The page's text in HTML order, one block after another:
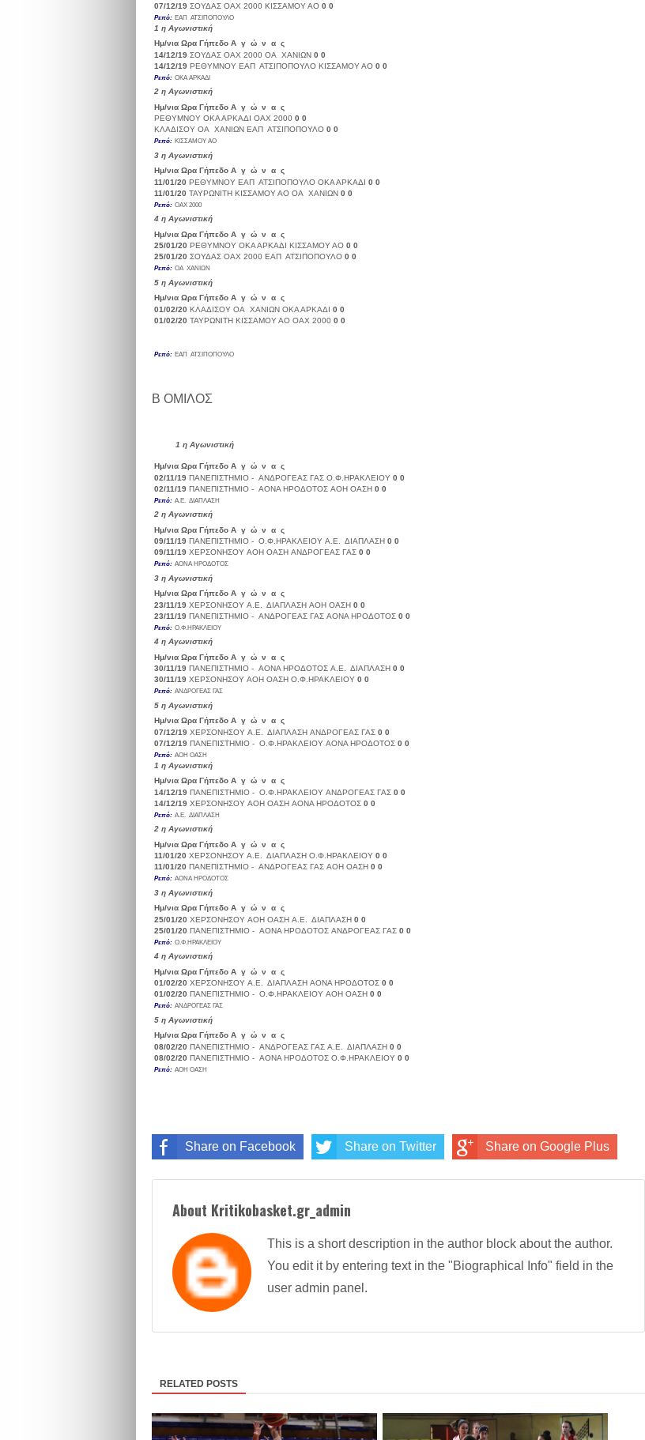
07/12/19 ΣΟΥΔΑΣ ΟΑΧ 2000 ΚΙΣΣΑΜΟΥ ΑΟ 0 0
Ρεπό: ΕΑΠ ΑΤΣΙΠΟΠΟΥΛΟ
1 η Αγωνιστική
Ημ/νια Ωρα Γήπεδο Α γ ώ ν α ς
14/12/19 ΣΟΥΔΑΣ ΟΑΧ 2000 ΟΑ ΧΑΝΙΩΝ 0 0
14/12/19 ΡΕΘΥΜΝΟΥ ΕΑΠ ΑΤΣΙΠΟΠΟΥΛΟ ΚΙΣΣΑΜΟΥ ΑΟ 0 0
Ρεπό: ΟΚΑ ΑΡΚΑΔΙ
2 η Αγωνιστική
Ημ/νια Ωρα Γήπεδο Α γ ώ ν α ς
ΡΕΘΥΜΝΟΥ ΟΚΑ ΑΡΚΑΔΙ ΟΑΧ 2000 0 0
ΚΛΑΔΙΣΟΥ ΟΑ ΧΑΝΙΩΝ ΕΑΠ ΑΤΣΙΠΟΠΟΥΛΟ 0 0
Ρεπό: ΚΙΣΣΑΜΟΥ ΑΟ
3 η Αγωνιστική
Ημ/νια Ωρα Γήπεδο Α γ ώ ν α ς
11/01/20 ΡΕΘΥΜΝΟΥ ΕΑΠ ΑΤΣΙΠΟΠΟΥΛΟ ΟΚΑ ΑΡΚΑΔΙ 0 0
11/01/20 ΤΑΥΡΩΝΙΤΗ ΚΙΣΣΑΜΟΥ ΑΟ ΟΑ ΧΑΝΙΩΝ 0 0
Ρεπό: ΟΑΧ 2000
4 η Αγωνιστική
Ημ/νια Ωρα Γήπεδο Α γ ώ ν α ς
25/01/20 ΡΕΘΥΜΝΟΥ ΟΚΑ ΑΡΚΑΔΙ ΚΙΣΣΑΜΟΥ ΑΟ 0 0
25/01/20 ΣΟΥΔΑΣ ΟΑΧ 2000 ΕΑΠ ΑΤΣΙΠΟΠΟΥΛΟ 0 0
Ρεπό: ΟΑ ΧΑΝΙΩΝ
5 η Αγωνιστική
Ημ/νια Ωρα Γήπεδο Α γ ώ ν α ς
01/02/20 ΚΛΑΔΙΣΟΥ ΟΑ ΧΑΝΙΩΝ ΟΚΑ ΑΡΚΑΔΙ 0 0
01/02/20 ΤΑΥΡΩΝΙΤΗ ΚΙΣΣΑΜΟΥ ΑΟ ΟΑΧ 2000 0 0
Ρεπό: ΕΑΠ ΑΤΣΙΠΟΠΟΥΛΟ
Β ΟΜΙΛΟΣ
1 η Αγωνιστική
Ημ/νια Ωρα Γήπεδο Α γ ώ ν α ς
02/11/19 ΠΑΝΕΠΙΣΤΗΜΙΟ - ΑΝΔΡΟΓΕΑΣ ΓΑΣ Ο.Φ.ΗΡΑΚΛΕΙΟΥ 0 0
02/11/19 ΠΑΝΕΠΙΣΤΗΜΙΟ - ΑΟΝΑ ΗΡΟΔΟΤΟΣ ΑΟΗ ΟΑΣΗ 0 0
Ρεπό: Α.Ε. ΔΙΑΠΛΑΣΗ
2 η Αγωνιστική
Ημ/νια Ωρα Γήπεδο Α γ ώ ν α ς
09/11/19 ΠΑΝΕΠΙΣΤΗΜΙΟ - Ο.Φ.ΗΡΑΚΛΕΙΟΥ Α.Ε. ΔΙΑΠΛΑΣΗ 0 0
09/11/19 ΧΕΡΣΟΝΗΣΟΥ ΑΟΗ ΟΑΣΗ ΑΝΔΡΟΓΕΑΣ ΓΑΣ 0 0
Ρεπό: ΑΟΝΑ ΗΡΟΔΟΤΟΣ
3 η Αγωνιστική
Ημ/νια Ωρα Γήπεδο Α γ ώ ν α ς
23/11/19 ΧΕΡΣΟΝΗΣΟΥ Α.Ε. ΔΙΑΠΛΑΣΗ ΑΟΗ ΟΑΣΗ 0 0
23/11/19 ΠΑΝΕΠΙΣΤΗΜΙΟ - ΑΝΔΡΟΓΕΑΣ ΓΑΣ ΑΟΝΑ ΗΡΟΔΟΤΟΣ 0 0
Ρεπό: Ο.Φ.ΗΡΑΚΛΕΙΟΥ
4 η Αγωνιστική
Ημ/νια Ωρα Γήπεδο Α γ ώ ν α ς
30/11/19 ΠΑΝΕΠΙΣΤΗΜΙΟ - ΑΟΝΑ ΗΡΟΔΟΤΟΣ Α.Ε. ΔΙΑΠΛΑΣΗ 0 0
30/11/19 ΧΕΡΣΟΝΗΣΟΥ ΑΟΗ ΟΑΣΗ Ο.Φ.ΗΡΑΚΛΕΙΟΥ 0 0
Ρεπό: ΑΝΔΡΟΓΕΑΣ ΓΑΣ
5 η Αγωνιστική
Ημ/νια Ωρα Γήπεδο Α γ ώ ν α ς
07/12/19 ΧΕΡΣΟΝΗΣΟΥ Α.Ε. ΔΙΑΠΛΑΣΗ ΑΝΔΡΟΓΕΑΣ ΓΑΣ 0 0
07/12/19 ΠΑΝΕΠΙΣΤΗΜΙΟ - Ο.Φ.ΗΡΑΚΛΕΙΟΥ ΑΟΝΑ ΗΡΟΔΟΤΟΣ 0 0
Ρεπό: ΑΟΗ ΟΑΣΗ
1 η Αγωνιστική
Ημ/νια Ωρα Γήπεδο Α γ ώ ν α ς
14/12/19 ΠΑΝΕΠΙΣΤΗΜΙΟ - Ο.Φ.ΗΡΑΚΛΕΙΟΥ ΑΝΔΡΟΓΕΑΣ ΓΑΣ 0 0
14/12/19 ΧΕΡΣΟΝΗΣΟΥ ΑΟΗ ΟΑΣΗ ΑΟΝΑ ΗΡΟΔΟΤΟΣ 0 0
Ρεπό: Α.Ε. ΔΙΑΠΛΑΣΗ
2 η Αγωνιστική
Ημ/νια Ωρα Γήπεδο Α γ ώ ν α ς
11/01/20 ΧΕΡΣΟΝΗΣΟΥ Α.Ε. ΔΙΑΠΛΑΣΗ Ο.Φ.ΗΡΑΚΛΕΙΟΥ 0 0
11/01/20 ΠΑΝΕΠΙΣΤΗΜΙΟ - ΑΝΔΡΟΓΕΑΣ ΓΑΣ ΑΟΗ ΟΑΣΗ 0 0
Ρεπό: ΑΟΝΑ ΗΡΟΔΟΤΟΣ
3 η Αγωνιστική
Ημ/νια Ωρα Γήπεδο Α γ ώ ν α ς
25/01/20 ΧΕΡΣΟΝΗΣΟΥ ΑΟΗ ΟΑΣΗ Α.Ε. ΔΙΑΠΛΑΣΗ 0 0
25/01/20 ΠΑΝΕΠΙΣΤΗΜΙΟ - ΑΟΝΑ ΗΡΟΔΟΤΟΣ ΑΝΔΡΟΓΕΑΣ ΓΑΣ 0 0
Ρεπό: Ο.Φ.ΗΡΑΚΛΕΙΟΥ
4 η Αγωνιστική
Ημ/νια Ωρα Γήπεδο Α γ ώ ν α ς
01/02/20 ΧΕΡΣΟΝΗΣΟΥ Α.Ε. ΔΙΑΠΛΑΣΗ ΑΟΝΑ ΗΡΟΔΟΤΟΣ 0 0
01/02/20 ΠΑΝΕΠΙΣΤΗΜΙΟ - Ο.Φ.ΗΡΑΚΛΕΙΟΥ ΑΟΗ ΟΑΣΗ 0 0
Ρεπό: ΑΝΔΡΟΓΕΑΣ ΓΑΣ
5 η Αγωνιστική
Ημ/νια Ωρα Γήπεδο Α γ ώ ν α ς
08/02/20 ΠΑΝΕΠΙΣΤΗΜΙΟ - ΑΝΔΡΟΓΕΑΣ ΓΑΣ Α.Ε. ΔΙΑΠΛΑΣΗ 0 0
08/02/20 ΠΑΝΕΠΙΣΤΗΜΙΟ - ΑΟΝΑ ΗΡΟΔΟΤΟΣ Ο.Φ.ΗΡΑΚΛΕΙΟΥ 0 0
Ρεπό: ΑΟΗ ΟΑΣΗ
Share on Facebook Share on Twitter Share on Google Plus
About Kritikobasket.gr_admin
This is a short description in the author block about the author.
You edit it by entering text in the "Biographical Info" field in the
user admin panel.
RELATED POSTS